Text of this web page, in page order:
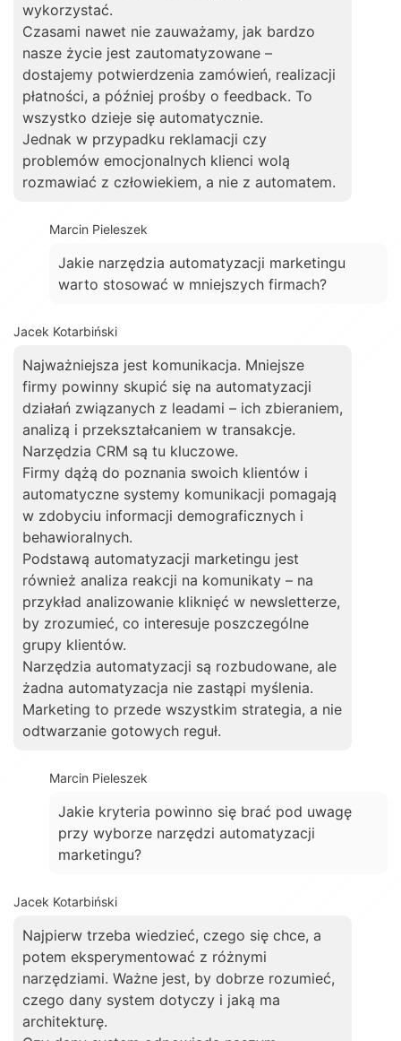
wykorzystać.
Czasami nawet nie zauważamy, jak bardzo
nasze życie jest zautomatyzowane –
dostajemy potwierdzenia zamówień, realizacji
płatności, a później prośby o feedback. To
wszystko dzieje się automatycznie.
Jednak w przypadku reklamacji czy
problemów emocjonalnych klienci wolą
rozmawiać z człowiekiem, a nie z automatem.
Marcin Pieleszek
Jakie narzędzia automatyzacji marketingu
warto stosować w mniejszych firmach?
Jacek Kotarbiński
Najważniejsza jest komunikacja. Mniejsze
firmy powinny skupić się na automatyzacji
działań związanych z leadami – ich zbieraniem,
analizą i przekształcaniem w transakcje.
Narzędzia CRM są tu kluczowe.
Firmy dążą do poznania swoich klientów i
automatyczne systemy komunikacji pomagają
w zdobyciu informacji demograficznych i
behawioralnych.
Podstawą automatyzacji marketingu jest
również analiza reakcji na komunikaty – na
przykład analizowanie kliknięć w newsletterze,
by zrozumieć, co interesuje poszczególne
grupy klientów.
Narzędzia automatyzacji są rozbudowane, ale
żadna automatyzacja nie zastąpi myślenia.
Marketing to przede wszystkim strategia, a nie
odtwarzanie gotowych reguł.
Marcin Pieleszek
Jakie kryteria powinno się brać pod uwagę
przy wyborze narzędzi automatyzacji
marketingu?
Jacek Kotarbiński
Najpierw trzeba wiedzieć, czego się chce, a
potem eksperymentować z różnymi
narzędziami. Ważne jest, by dobrze rozumieć,
czego dany system dotyczy i jaką ma
architekturę.